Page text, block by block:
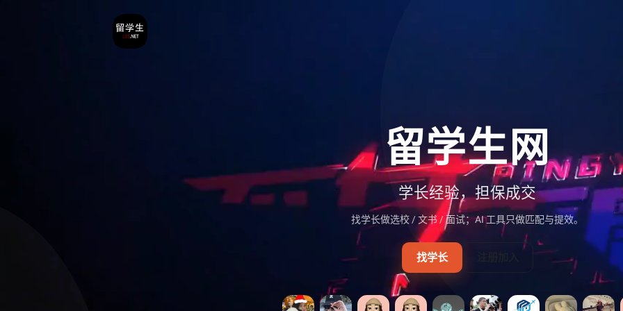
留学生网
学长经验，担保成交
找学长做选校 / 文书 / 面试；AI 工具只做匹配与提效。
找学长